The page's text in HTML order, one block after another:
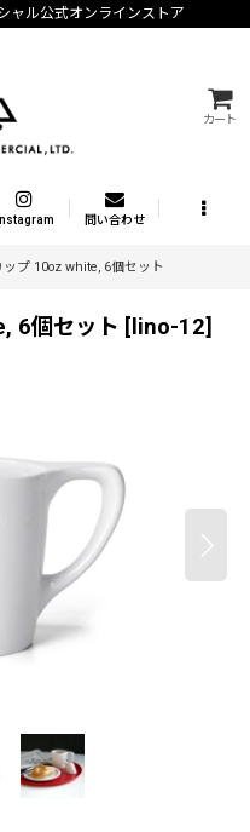
ャル公式オンラインストア
カート
Instagram 問い合わせ
ップ 10oz white, 6個セット
6個セット [lino-12]